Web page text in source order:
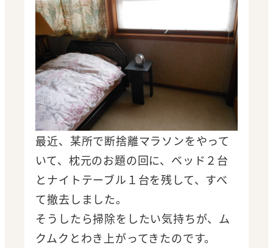
最近、某所で断捨離マラソンをやって
いて、枕元のお題の回に、ベッド２台
とナイトテーブル１台を残して、すべ
て撤去しました。
そうしたら掃除をしたい気持ちが、ム
クムクとわき上がってきたのです。